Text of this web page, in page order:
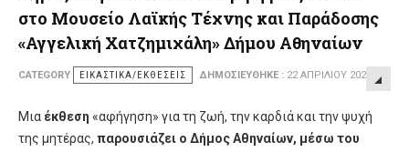
στο Μουσείο Λαϊκής Τέχνης και Παράδοσης
«Αγγελική Χατζημιχάλη» Δήμου Αθηναίων
CATEGORY ΕΙΚΑΣΤΙΚΆ/ΕΚΘΈΣΕΙΣ ΔΗΜΟΣΙΕΎΘΗΚΕ : 22 ΑΠΡΙΛΊΟΥ 2026
Μια έκθεση «αφήγηση» για τη ζωή, την καρδιά και την ψυχή
της μητέρας, παρουσιάζει ο Δήμος Αθηναίων, μέσω του